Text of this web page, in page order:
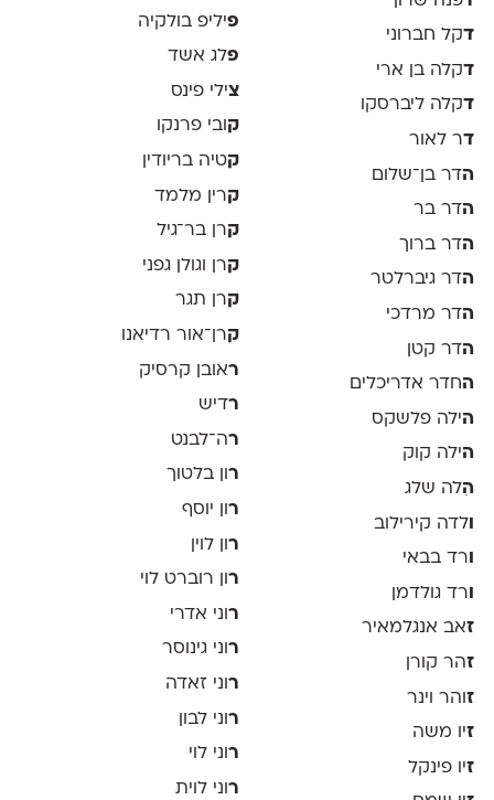
דקל חברוני
דקלה בן ארי
דקלה ליברסקו
דר לאור
הדר בן־שלום
הדר בר
הדר ברוך
הדר גיברלטר
הדר מרדכי
הדר קטן
החדר אדריכלים
הילה פלשקס
הילה קוק
הִלה שלג
ולדה קירילוב
רד בבאי
רד גולדמן
זאב אנגלמאיר
זהר קורן
זוהר וינר
זיו משה
זיו פינקל
פיליפ בולקיה
פלג אשד
צילי פינס
קובי פרנקו
קטיה בריודין
קרין מלמד
קרן בר־גיל
קרן וגולן גפני
קרן תגר
קרן־אור רדיאנו
ראובן קרסיק
רדיש
רה־לבנט
רון בלטוך
ר ון יוסף
רון לוין
ר ון רוברט לוי
ר וני אדרי
רוני גינוסר
ר וני זאדה
רוני לבון
ר וני לוי
ר וני לוית